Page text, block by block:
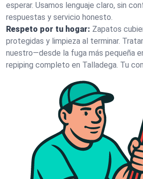
esperar. Usamos lenguaje claro, sin
respuestas y servicio honesto.
Respeto por tu hogar: Zapatos
protegidas y limpieza al terminar.
nuestro—desde la fuga más pequeña
repiping completo en Talladega. Tu